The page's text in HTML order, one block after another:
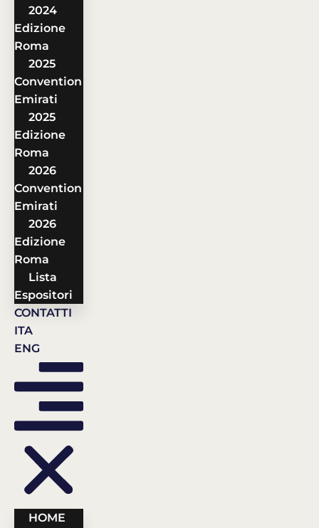
2024
Edizione
Roma
2025
Convention
Emirati
2025
Edizione
Roma
2026
Convention
Emirati
2026
Edizione
Roma
Lista
Espositori
CONTATTI
ITA
ENG
HOME